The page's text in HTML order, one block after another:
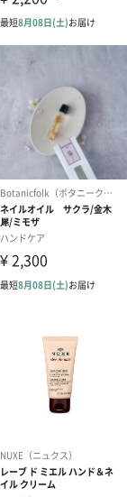
ご住所に直接お
接手渡しする場
ダンボール装